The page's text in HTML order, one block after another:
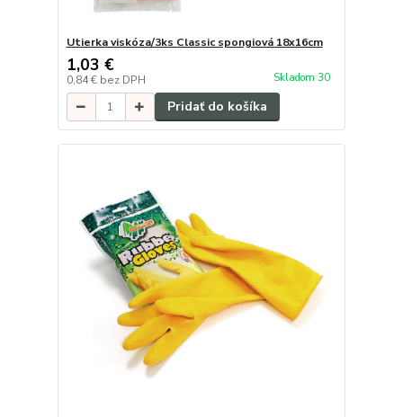
Utierka viskóza/3ks Classic spongiová 18x16cm
1,03 €
0,84 € bez DPH Skladom 30
Pridať do košíka